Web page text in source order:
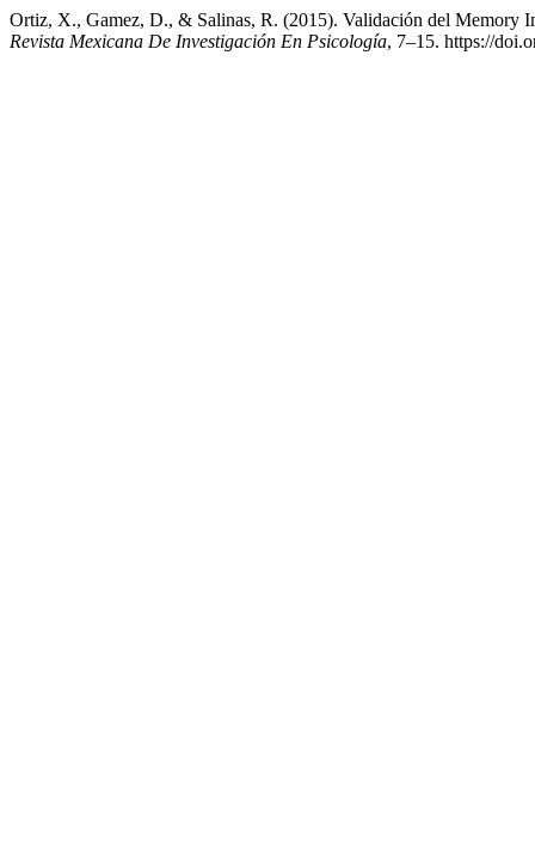
Ortiz, X., Gamez, D., & Salinas, R. (2015). Validación del Memory
Revista Mexicana De Investigación En Psicología, 7–15. https://